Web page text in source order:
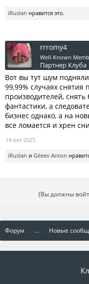
iRuslan нравится это.
rrromy4
Well-Known
Партнер Клуба
Вот вы тут шум
99,99% случаях снятия
производителей, снять
фантастики, а
бизнес однако, а на
все ломается и хрен
14 окт 2025
iRuslan и Gileev Anton
(Вы должны
Форум ... Новые